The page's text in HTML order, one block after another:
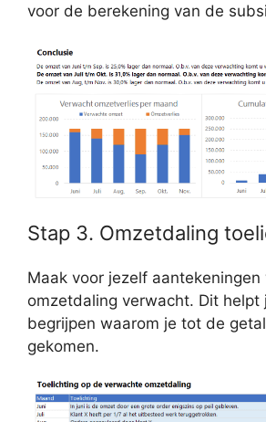
voor de berekening van de
Stap 3. Omzetdaling
Maak voor jezelf aantekeningen
omzetdaling verwacht. Dit helpt
begrijpen waarom je tot de
gekomen.